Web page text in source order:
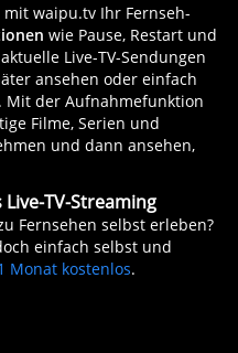
waipu.tv Ihr Fernseh-
wie Pause, Restart und
Live-TV-Sendungen
ansehen oder einfach
Mit der Aufnahmefunktion
Filme, Serien und
und dann ansehen,
TV-Streaming
Fernsehen selbst erleben?
einfach selbst und
Monat kostenlos.